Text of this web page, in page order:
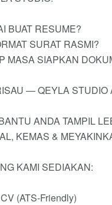
BUAT RESUME?
SURAT RASMI?
MASA SIAPKAN
— QEYLA STUDIO
ANDA TAMPIL
KEMAS &
KAMI SEDIAKAN:
(ATS-Friendly)